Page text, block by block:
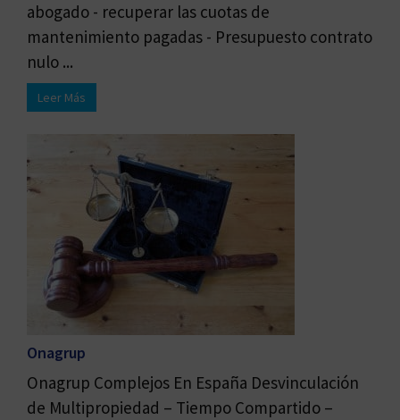
abogado - recuperar las cuotas de
mantenimiento pagadas - Presupuesto contrato
nulo ...
Leer Más
Onagrup
Onagrup Complejos En España Desvinculación
de Multipropiedad – Tiempo Compartido –